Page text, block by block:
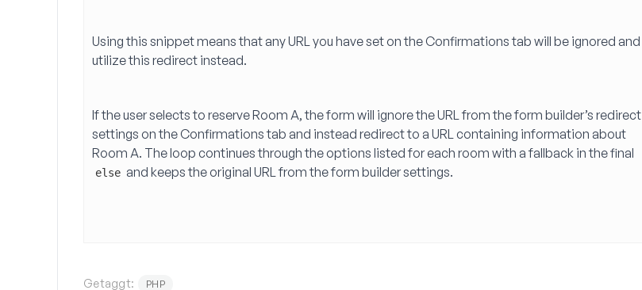
Using this snippet means that any URL you have set on the Confirmations tab will be ignored and
utilize this redirect instead.
If the user selects to reserve Room A, the form will ignore the URL from the form builder’s redirect
settings on the Confirmations
Room A
else and keeps the original URL from the form builder settings.
Getaggt: PHP